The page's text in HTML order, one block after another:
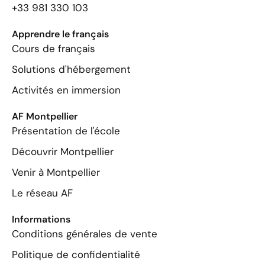
+33 981 330 103
Apprendre le français
Cours de français
Solutions d'hébergement
Activités en immersion
AF Montpellier
Présentation de l'école
Découvrir Montpellier
Venir à Montpellier
Le réseau AF
Informations
Conditions générales de vente
Politique de confidentialité